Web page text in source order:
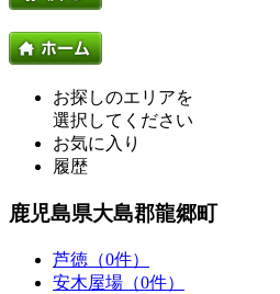
お探しのエリアを
選択してください
お気に入り
履歴
鹿児島県大島郡龍郷町
芦徳（0件）
安木屋場（0件）